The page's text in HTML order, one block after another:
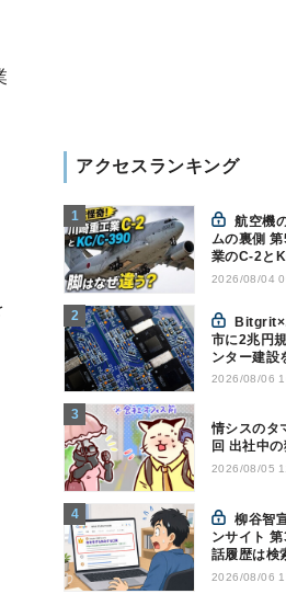
アクセスランキング
航空機の技術とメカニズ
ムの裏側
業のC-2と
なぜ違う?
2026/08/04
市に2兆円
ンター建設
2026/08/06
情シスのタ
回 出社中の
2026/08/05
柳谷智宣のAIトレンドイ
ンサイト
話履歴は検
キー？今の
2026/08/06